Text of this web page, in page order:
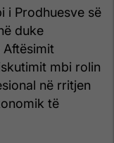
i Prodhuesve së
duke
mbi rolin
në rritjen
të